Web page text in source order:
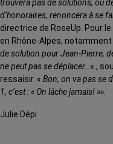
trouvera pas de solutions, ou
d’honoraires, renoncera à se
directrice de RoseUp. Pour
en Rhône-Alpes, notamment
de solution pour Jean-Pierre,
ne peut pas se déplacer… « ,
ressaisir. « Bon, on va pas se
1, c’est : « On lâche jamais! »»
Julie Dépi